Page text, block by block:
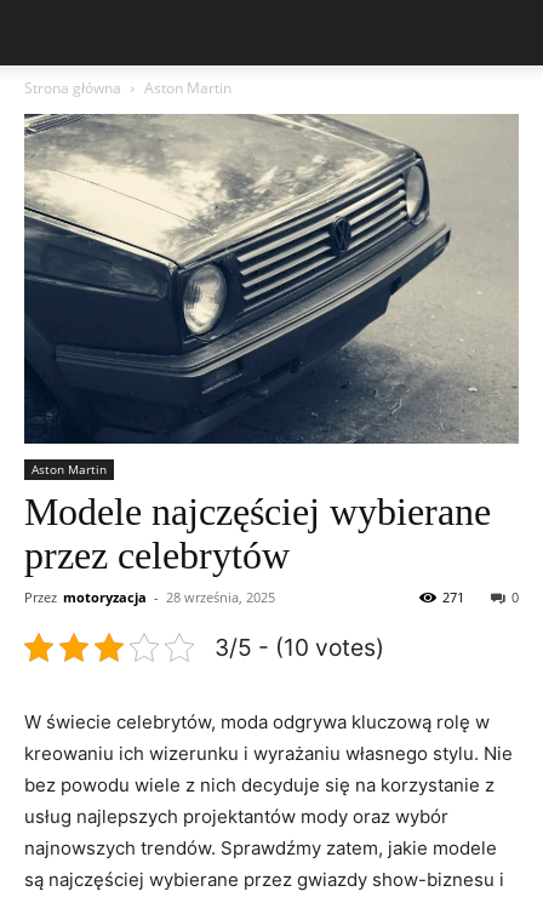
Strona główna Aston Martin
Aston Martin
Modele najczęściej wybierane
przez celebrytów
Przez motoryzacja - 28 września, 2025 0
271
3/5 - (10 votes)
W świecie celebrytów, moda odgrywa kluczową‌ rolę w
kreowaniu ich ‌wizerunku⁢ i wyrażaniu własnego stylu. Nie
bez powodu wiele z nich decyduje się ⁣na korzystanie z
⁤usług najlepszych ‍projektantów mody oraz wybór
najnowszych trendów. Sprawdźmy zatem,⁣ jakie modele
są najczęściej wybierane przez gwiazdy show-biznesu i